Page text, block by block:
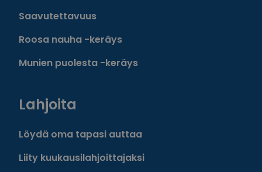
Saavutettavuus
Roosa nauha -keräys
Munien puolesta -keräys
Lahjoita
Löydä oma tapasi auttaa
Liity kuukausilahjoittajaksi